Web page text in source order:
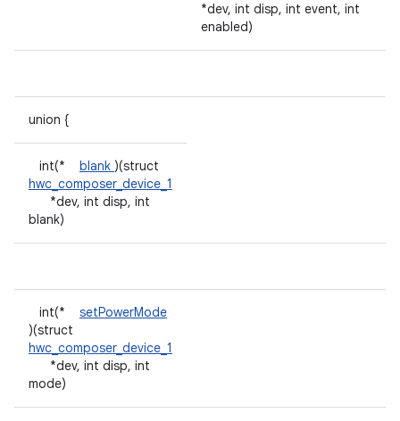
*dev, int disp, int event, int
enabled)
union {
int(* blank )(struct
hwc_composer_device_1
*dev, int disp, int
blank)
int(* setPowerMode
)(struct
hwc_composer_device_1
*dev, int disp, int
mode)